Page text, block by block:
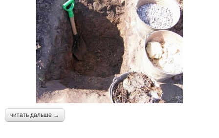
читать дальше →